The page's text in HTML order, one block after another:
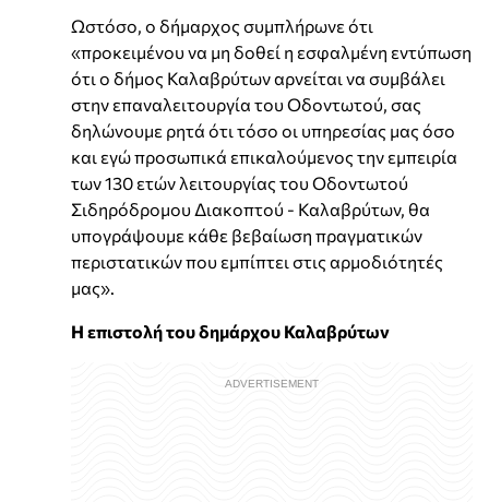
Ωστόσο, ο δήμαρχος συμπλήρωνε ότι
«προκειμένου να μη δοθεί η εσφαλμένη εντύπωση
ότι ο δήμος Καλαβρύτων αρνείται να συμβάλει
στην επαναλειτουργία του Οδοντωτού, σας
δηλώνουμε ρητά ότι τόσο οι υπηρεσίας μας όσο
και εγώ προσωπικά επικαλούμενος την εμπειρία
των 130 ετών λειτουργίας του Οδοντωτού
Σιδηρόδρομου Διακοπτού - Καλαβρύτων, θα
υπογράψουμε κάθε βεβαίωση πραγματικών
περιστατικών που εμπίπτει στις αρμοδιότητές
μας».
Η επιστολή του δημάρχου Καλαβρύτων